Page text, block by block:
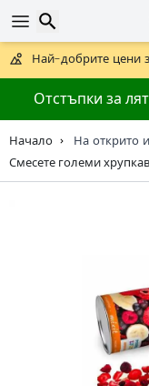
Предлага се и DHL
30 дни за връщане,
Най-добрите цени
Отстъпки за
Начало На открито
Смесете големи
Търсене